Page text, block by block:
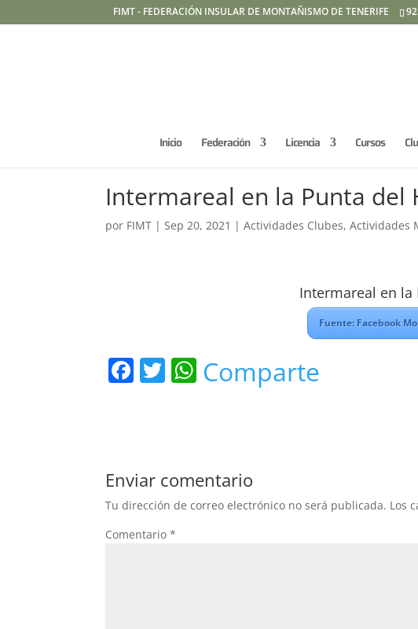
FIMT - FEDERACIÓN INSULAR DE MONTAÑISMO DE TENERIFE
Inicio Federación Licencia Cursos
Intermareal en la Punta del
por FIMT |Sep 20, 2021 |Actividades Clubes,Actividades
Intermareal en la
Fuente: Facebook
F
b
o
o
k
T W
A
p
p
Comparte
Enviar comentario
Tu dirección de correo electrónico no será publicada. Los
Comentario*